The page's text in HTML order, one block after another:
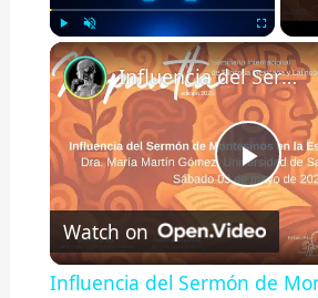
Play Unmute Fullscreen
Play
Influencia del Sermón de Montesinos en la Escuela de Salamanca
Watch on
Influencia del Sermón de